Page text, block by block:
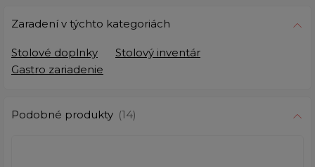
Zaradení v týchto kategoriách
Stolové doplnky
Stolový inventár
Gastro zariadenie
Podobné produkty (14)